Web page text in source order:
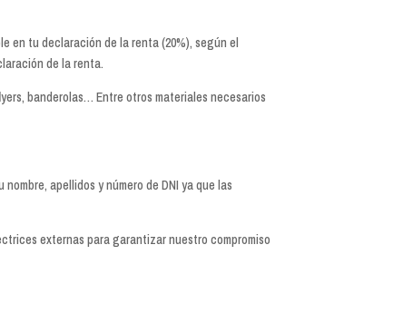
en tu declaración de la renta (20%), según el
de la renta.
banderolas… Entre otros materiales necesarios
apellidos y número de DNI ya que las
externas para garantizar nuestro compromiso